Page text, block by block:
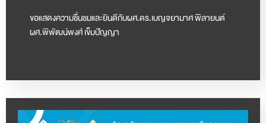
ขอแสดงความชื่นชมและยินดีกับผศ.ดร.เบญจยามาศ พิลายนต์
ผศ.พิพัฒน์พงศ์ เข็มปัญญา